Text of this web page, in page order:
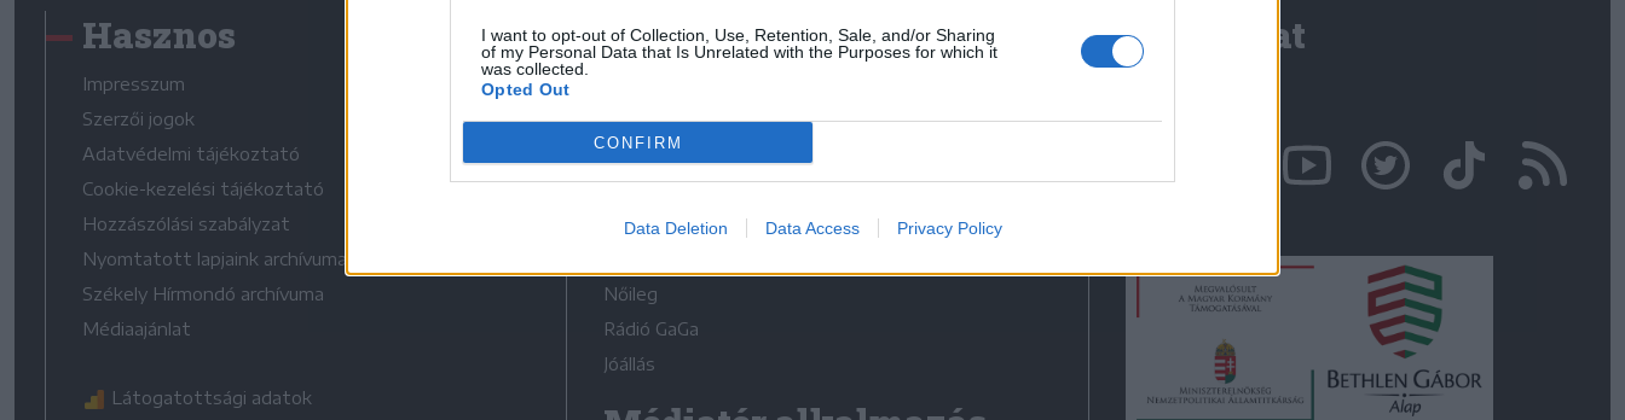
I want to opt-out of Collection, Use, Retention, Sale, and/or Sharing
of my Personal Data that Is Unrelated with the Purposes for which it
was collected.
Opted Out
CONFIRM
Data Deletion Data Access Privacy Policy
Hasznos
Impresszum
Szerzői jogok
Adatvédelmi tájékoztató
Cookie-kezelési tájékoztató
Hozzászólási szabályzat
Nyomtatott lapjaink archívuma
Székely Hírmondó archívuma
Médiaajánlat
Látogatottsági adatok
Médiatér
Liget
Krónika
Bihari Napló
Erdélyi Napló
Nőileg
Rádió GaGa
Jóállás
Kapcsolat